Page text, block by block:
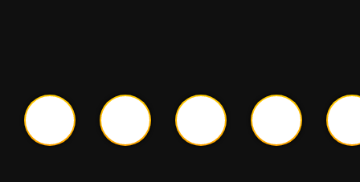
VAMOS COMPARAR PREÇOS E
FRETES DE VÁRIAS LOJAS,
ANALISAR O HISTÓRICO DE